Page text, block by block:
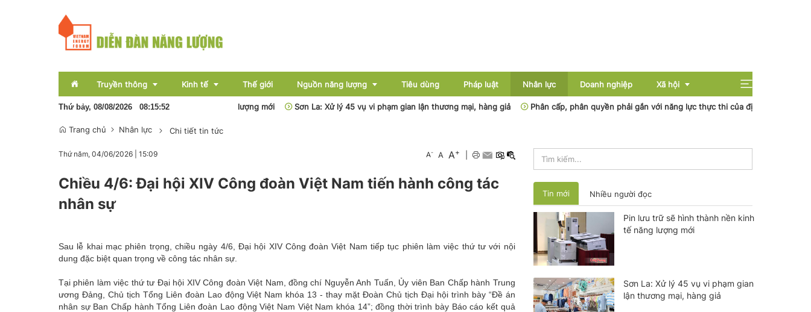
Truyền thông Kinh tế
Bất động sản
Thế giới Nguồn năng lượng
Than - Khoáng sản
Tiêu dùng Pháp luật Nhân lực Doanh nghiệp Xã hội
Pin lưu trữ sẽ hình thành nền kinh tế năng lượng mới Sơn La: Xử lý 45 vụ vi phạm gian lận thương mại, hàng giả Phân cấp, phân quyền phải gắn với năng lực thực thi của địa phương
Thứ bảy, 08/08/2026 08:15:53
Trang chủ Nhân lực Chi tiết tin tức
Thứ năm, 04/06/2026 15:09 A- A A+
Chiều 4/6: Đại hội XIV Công đoàn Việt Nam tiến hành công tác
nhân sự
Sau lễ khai mạc phiên trọng, chiều ngày 4/6, Đại hội XIV Công đoàn Việt Nam tiếp tục phiên làm việc thứ tư với nội
dung đặc biệt quan trọng về công tác nhân sự.
Tại phiên làm việc thứ tư Đại hội XIV Công đoàn Việt Nam , đồng chí Nguyễn Anh Tuấn, Ủy viên Ban Chấp hành Trung
ương Đảng, Chủ tịch Tổng Liên đoàn Lao động Việt Nam khóa 13 - thay mặt Đoàn Chủ tịch Đại hội trình bày “Đề án
nhân sự Ban Chấp hành Tổng Liên đoàn Lao động Việt Nam Việt Nam khóa 14”; đồng thời trình bày Báo cáo kết quả
Tin mới Nhiều người đọc
Pin lưu trữ sẽ hình thành nền kinh
tế năng lượng mới
Sơn La: Xử lý 45 vụ vi phạm gian
lận thương mại, hàng giả